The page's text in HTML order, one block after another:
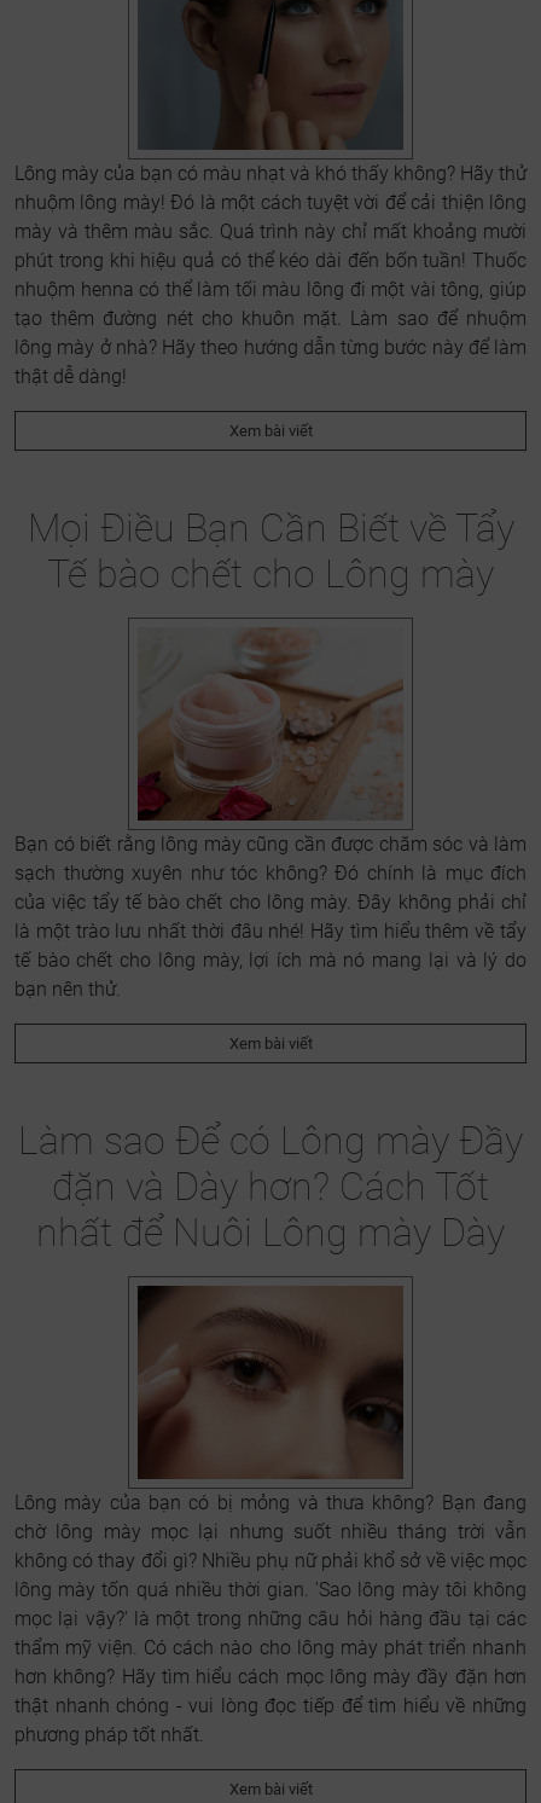
Lông mày của bạn có màu nhạt và khó thấy không? Hãy thử
nhuộm lông mày! Đó là một cách tuyệt vời để cải thiện lông
mày và thêm màu sắc. Quá trình này chỉ mất khoảng mười
phút trong khi hiệu quả có thể kéo dài đến bốn tuần! Thuốc
nhuộm henna có thể làm tối màu lông đi một vài tông, giúp
tạo thêm đường nét cho khuôn mặt. Làm sao để nhuộm
lông mày ở nhà? Hãy theo hướng dẫn từng bước này để làm
thật dễ dàng!
Xem bài viết
Mọi Điều Bạn Cần Biết về Tẩy
Tế bào chết cho Lông mày
Bạn có biết rằng lông mày cũng cần được chăm sóc và làm
sạch thường xuyên như tóc không? Đó chính là mục đích
của việc tẩy tế bào chết cho lông mày. Đây không phải chỉ
là một trào lưu nhất thời đâu nhé! Hãy tìm hiểu thêm về tẩy
tế bào chết cho lông mày, lợi ích mà nó mang lại và lý do
bạn nên thử.
Xem bài viết
Làm sao Để có Lông mày Đầy
đặn và Dày hơn? Cách Tốt
nhất để Nuôi Lông mày Dày
Lông mày của bạn có bị mỏng và thưa không? Bạn đang
chờ lông mày mọc lại nhưng suốt nhiều tháng trời vẫn
không có thay đổi gì? Nhiều phụ nữ phải khổ sở về việc mọc
lông mày tốn quá nhiều thời gian. 'Sao lông mày tôi không
mọc lại vậy?' là một trong những câu hỏi hàng đầu tại các
thẩm mỹ viện. Có cách nào cho lông mày phát triển nhanh
hơn không? Hãy tìm hiểu cách mọc lông mày đầy đặn hơn
thật nhanh chóng - vui lòng đọc tiếp để tìm hiểu về những
phương pháp tốt nhất.
Xem bài viết